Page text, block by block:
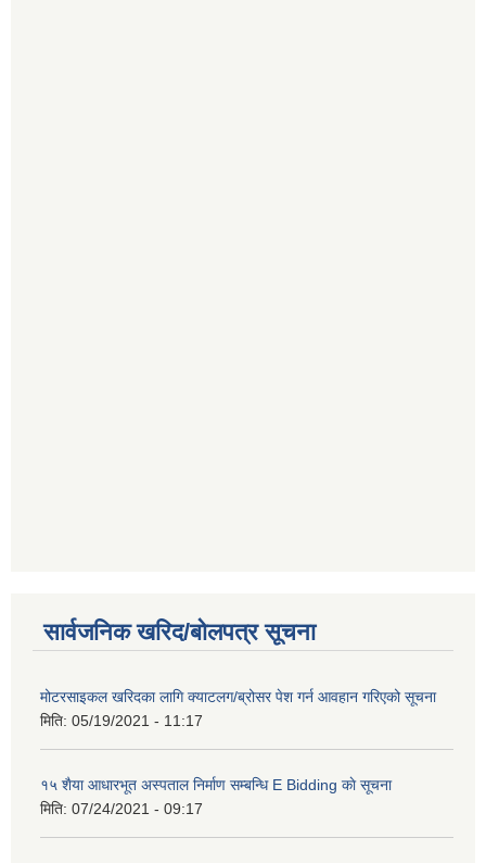
सार्वजनिक खरिद/बोलपत्र सूचना
मोटरसाइकल खरिदका लागि क्याटलग/ब्रोसर पेश गर्न आवहान गरिएको सूचना
मिति: 05/19/2021 - 11:17
१५ शैया आधारभूत अस्पताल निर्माण सम्बन्धि E Bidding काे सूचना
मिति: 07/24/2021 - 09:17